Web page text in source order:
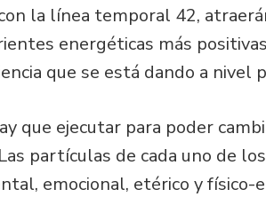
la línea temporal 42,
energéticas más
que se está dando a nivel
que ejecutar para poder
partículas de cada uno de
emocional, etérico y